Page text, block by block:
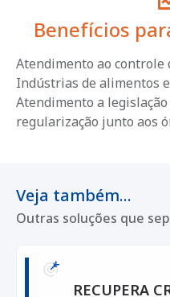
Benefícios
Atendimento ao controle
Indústrias de alimentos
Atendimento a
regularização junto aos
Veja também...
Outras soluções que
RECUPERA